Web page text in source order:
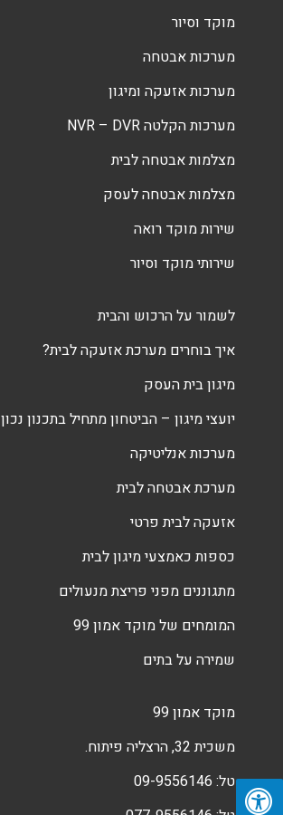
מוקד וסיור
מערכות אבטחה
מערכות אזעקה ומיגון
מערכות הקלטה NVR – DVR
מצלמות אבטחה לבית
מצלמות אבטחה לעסק
שירות מוקד רואה
שירותי מוקד וסיור
לשמור על הרכוש והבית
איך בוחרים מערכת אזעקה לבית?
מיגון בית העסק
יועצי מיגון – הביטחון מתחיל בתכנון נכון
מערכות אנליטיקה
מערכת אבטחה לבית
אזעקה לבית פרטי
כספות כאמצעי מיגון לבית
מתגוננים מפני פריצת מנעולים
המומחים של מוקד אמון 99
שמירה על בתים
מוקד אמון 99
משכית 32, הרצליה פיתוח.
טל: 09-9556146